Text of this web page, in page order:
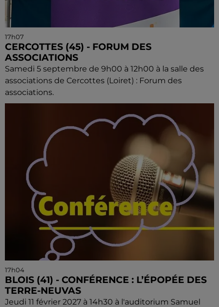
17h07
CERCOTTES (45) - FORUM DES
ASSOCIATIONS
Samedi 5 septembre de 9h00 à 12h00 à la salle des
associations de Cercottes (Loiret) : Forum des
associations.
17h04
BLOIS (41) - CONFÉRENCE : L’ÉPOPÉE DES
TERRE-NEUVAS
Jeudi 11 février 2027 à 14h30 à l'auditorium Samuel